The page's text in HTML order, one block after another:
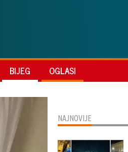
BIJEG OGLASI
NAJNOVIJE